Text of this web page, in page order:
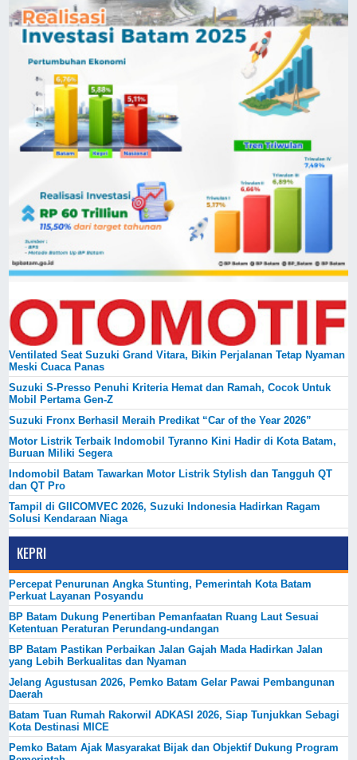
Ventilated Seat Suzuki Grand Vitara, Bikin Perjalanan Tetap Nyaman
Meski Cuaca Panas
Suzuki S-Presso Penuhi Kriteria Hemat dan Ramah, Cocok Untuk
Mobil Pertama Gen-Z
Suzuki Fronx Berhasil Meraih Predikat “Car of the Year 2026”
Motor Listrik Terbaik Indomobil Tyranno Kini Hadir di Kota Batam,
Buruan Miliki Segera
Indomobil Batam Tawarkan Motor Listrik Stylish dan Tangguh QT
dan QT Pro
Tampil di GIICOMVEC 2026, Suzuki Indonesia Hadirkan Ragam
Solusi Kendaraan Niaga
KEPRI
Percepat Penurunan Angka Stunting, Pemerintah Kota Batam
Perkuat Layanan Posyandu
BP Batam Dukung Penertiban Pemanfaatan Ruang Laut Sesuai
Ketentuan Peraturan Perundang-undangan
BP Batam Pastikan Perbaikan Jalan Gajah Mada Hadirkan Jalan
yang Lebih Berkualitas dan Nyaman
Jelang Agustusan 2026, Pemko Batam Gelar Pawai Pembangunan
Daerah
Batam Tuan Rumah Rakorwil ADKASI 2026, Siap Tunjukkan Sebagi
Kota Destinasi MICE
Pemko Batam Ajak Masyarakat Bijak dan Objektif Dukung Program